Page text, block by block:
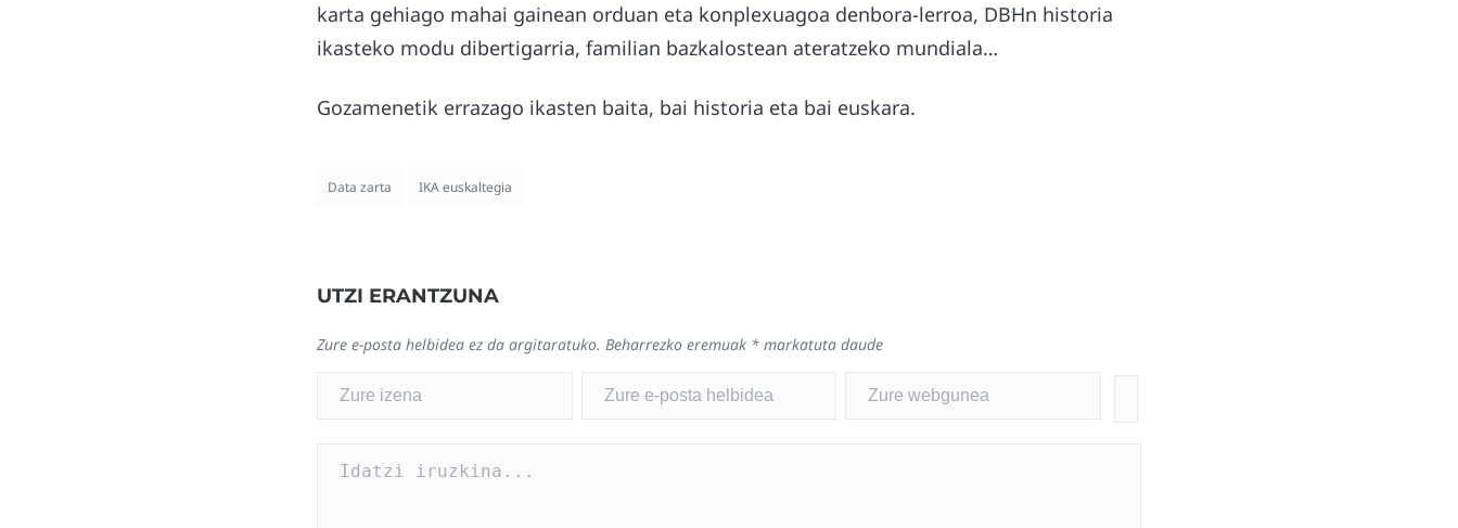
karta gehiago mahai gainean orduan eta konplexuagoa denbora-lerroa, DBHn historia
ikasteko modu dibertigarria, familian bazkalostean ateratzeko mundiala…
Gozamenetik errazago ikasten baita, bai historia eta bai euskara.
Data zarta IKA euskaltegia
UTZI ERANTZUNA
Zure e-posta helbidea ez da argitaratuko. Beharrezko eremuak * markatuta daude